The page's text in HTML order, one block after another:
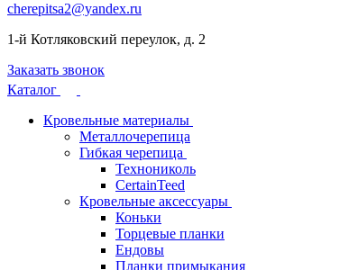
cherepitsa2@yandex.ru
1-й Котляковский переулок, д. 2
Заказать звонок
Каталог
Кровельные материалы
Металлочерепица
Гибкая черепица
Технониколь
CertainTeed
Кровельные аксессуары
Коньки
Торцевые планки
Ендовы
Планки примыкания